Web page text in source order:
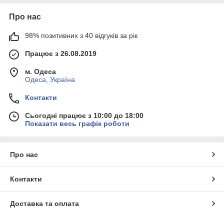
Про нас
98% позитивних з 40 відгуків за рік
Працює з 26.08.2019
м. Одеса
Одеса, Україна
Контакти
Сьогодні працює з 10:00 до 18:00
Показати весь графік роботи
Про нас
Контакти
Доставка та оплата